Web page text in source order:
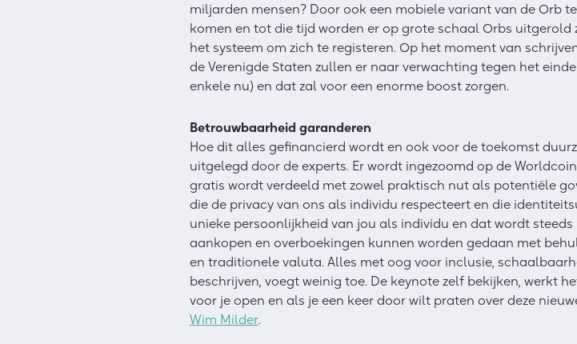
miljarden mensen? Door ook een mobiele variant van de Orb
komen en tot die tijd worden er op grote schaal Orbs
het systeem om zich te registeren. Op het moment van
de Verenigde Staten zullen er naar verwachting tegen het
enkele nu) en dat zal voor een enorme boost zorgen.
Betrouwbaarheid garanderen
Hoe dit alles gefinancierd wordt en ook voor de toekomst
uitgelegd door de experts. Er wordt ingezoomd op de
gratis wordt verdeeld met zowel praktisch nut als potentiële
die de privacy van ons als individu respecteert en die
unieke persoonlijkheid van jou als individu en dat wordt
aankopen en overboekingen kunnen worden gedaan met
en traditionele valuta. Alles met oog voor inclusie,
beschrijven, voegt weinig toe. De keynote zelf bekijken, werkt
voor je open en als je een keer door wilt praten over deze
Wim Milder.